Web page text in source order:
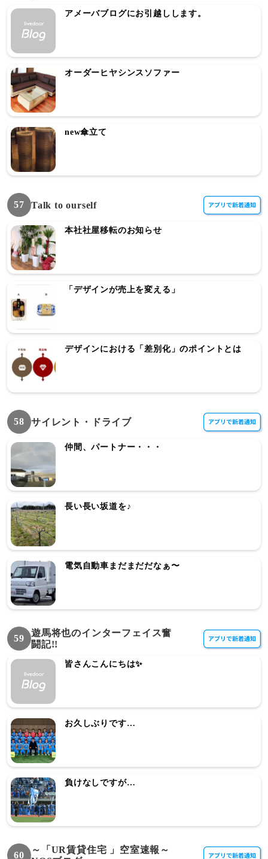
アメーバブログにお引越しします。
オーダーヒヤシンスソファー
new傘立て
57 Talk to ourself
本社社屋移転のお知らせ
「デザインが売上を変える」
デザインにおける「差別化」のポイントとは
58 サイレント・ドライブ
仲間、パートナー・・・
長い長い坂道を♪
電気自動車まだまだだなぁ〜
59
遊馬将也のインターフェイス奮
闘記!!
皆さんこんにちは✨
お久しぶりです…
負けなしですが…
60
～「UR賃貸住宅 」空室速報～